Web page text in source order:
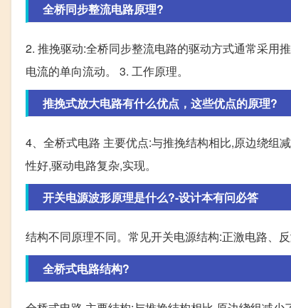
全桥同步整流电路原理?
2. 推挽驱动:全桥同步整流电路的驱动方式通常采用
电流的单向流动。 3. 工作原理。
推挽式放大电路有什么优点，这些优点的原理?
4、全桥式电路 主要优点:与推挽结构相比,原边绕组
性好,驱动电路复杂,实现。
开关电源波形原理是什么?-设计本有问必答
结构不同原理不同。常见开关电源结构:正激电路、
全桥式电路结构?